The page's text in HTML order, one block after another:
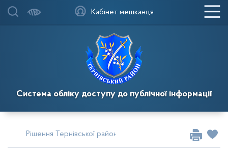
Система обліку доступу до публічної інформації
Кабінет мешканця
Рішення Тернівської районної у місті ради Сесії за